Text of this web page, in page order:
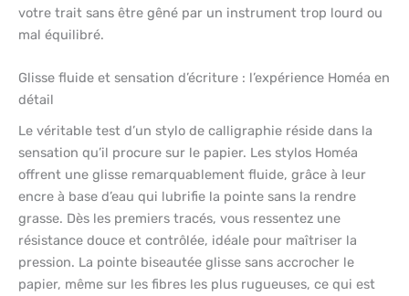
votre trait sans être gêné par un instrument trop lourd ou
mal équilibré.
Glisse fluide et sensation d’écriture : l’expérience Homéa en
détail
Le véritable test d’un stylo de calligraphie réside dans la
sensation qu’il procure sur le papier. Les stylos Homéa
offrent une glisse remarquablement fluide, grâce à leur
encre à base d’eau qui lubrifie la pointe sans la rendre
grasse. Dès les premiers tracés, vous ressentez une
résistance douce et contrôlée, idéale pour maîtriser la
pression. La pointe biseautée glisse sans accrocher le
papier, même sur les fibres les plus rugueuses, ce qui est